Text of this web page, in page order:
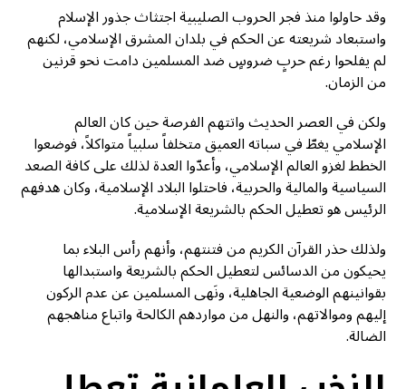
وقد حاولوا منذ فجر الحروب الصليبية اجتثاث جذور الإسلام
واستبعاد شريعته عن الحكم في بلدان المشرق الإسلامي، لكنهم
لم يفلحوا رغم حربٍ ضروسٍ ضد المسلمين دامت نحو قرنين
من الزمان.
ولكن في العصر الحديث واتتهم الفرصة حين كان العالم
الإسلامي يغطّ في سباته العميق متخلفاً سلبياً متواكلاً، فوضعوا
الخطط لغزو العالم الإسلامي، وأعدّوا العدة لذلك على كافة الصعد
السياسية والمالية والحربية، فاحتلوا البلاد الإسلامية، وكان هدفهم
الرئيس هو تعطيل الحكم بالشريعة الإسلامية.
ولذلك حذر القرآن الكريم من فتنتهم، وأنهم رأس البلاء بما
يحيكون من الدسائس لتعطيل الحكم بالشريعة واستبدالها
بقوانينهم الوضعية الجاهلية، ونَهى المسلمين عن عدم الركون
إليهم وموالاتهم، والنهل من مواردهم الكالحة واتباع مناهجهم
الضالة.